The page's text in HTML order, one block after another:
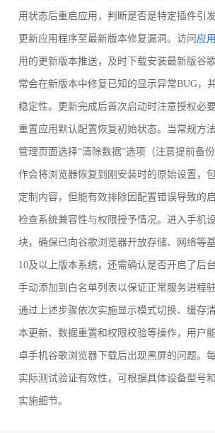
用状态后重启应用，判断是否是特定插件引
更新应用程序至最新版本修复漏洞。访问 应
用的更新版本推送，及时下载安装最新版谷
常会在新版本中修复已知的显示异常BUG，
稳定性。更新完成后首次启动时注意授权必
重置应用默认配置恢复初始状态。当常规方
管理页面选择“清除数据”选项（注意提前备
作会将浏览器恢复到刚安装时的原始设置，
定制内容，但能有效排除因配置错误导致的启
检查系统兼容性与权限授予情况。进入手机
块，确保已向谷歌浏览器开放存储、网络等
10及以上版本系统，还需确认是否开启了后
手动添加到白名单列表以保证正常服务进程驻
通过上述步骤依次实施显示模式切换、缓存
本更新、数据重置和权限校验等操作，用户
卓手机谷歌浏览器下载后出现黑屏的问题。
实际测试验证有效性，可根据具体设备型号
实施细节。